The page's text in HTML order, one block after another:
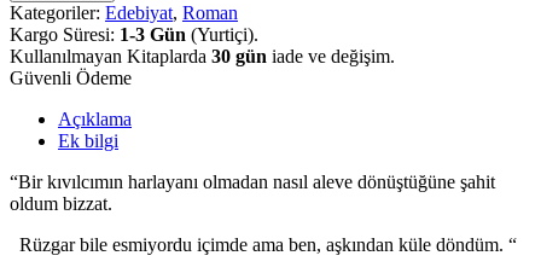
Kategoriler: Edebiyat, Roman
Kargo Süresi: 1-3 Gün (Yurtiçi).
Kullanılmayan Kitaplarda 30 gün iade ve değişim.
Güvenli Ödeme
Açıklama
Ek bilgi
“Bir kıvılcımın harlayanı olmadan nasıl aleve dönüştüğüne şahit
oldum bizzat.
Rüzgar bile esmiyordu içimde ama ben, aşkından küle döndüm. “